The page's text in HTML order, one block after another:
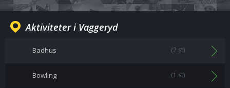
Aktiviteter i Vaggeryd
Badhus (2 st)
Bowling (1 st)